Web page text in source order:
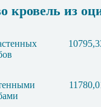
кровель из